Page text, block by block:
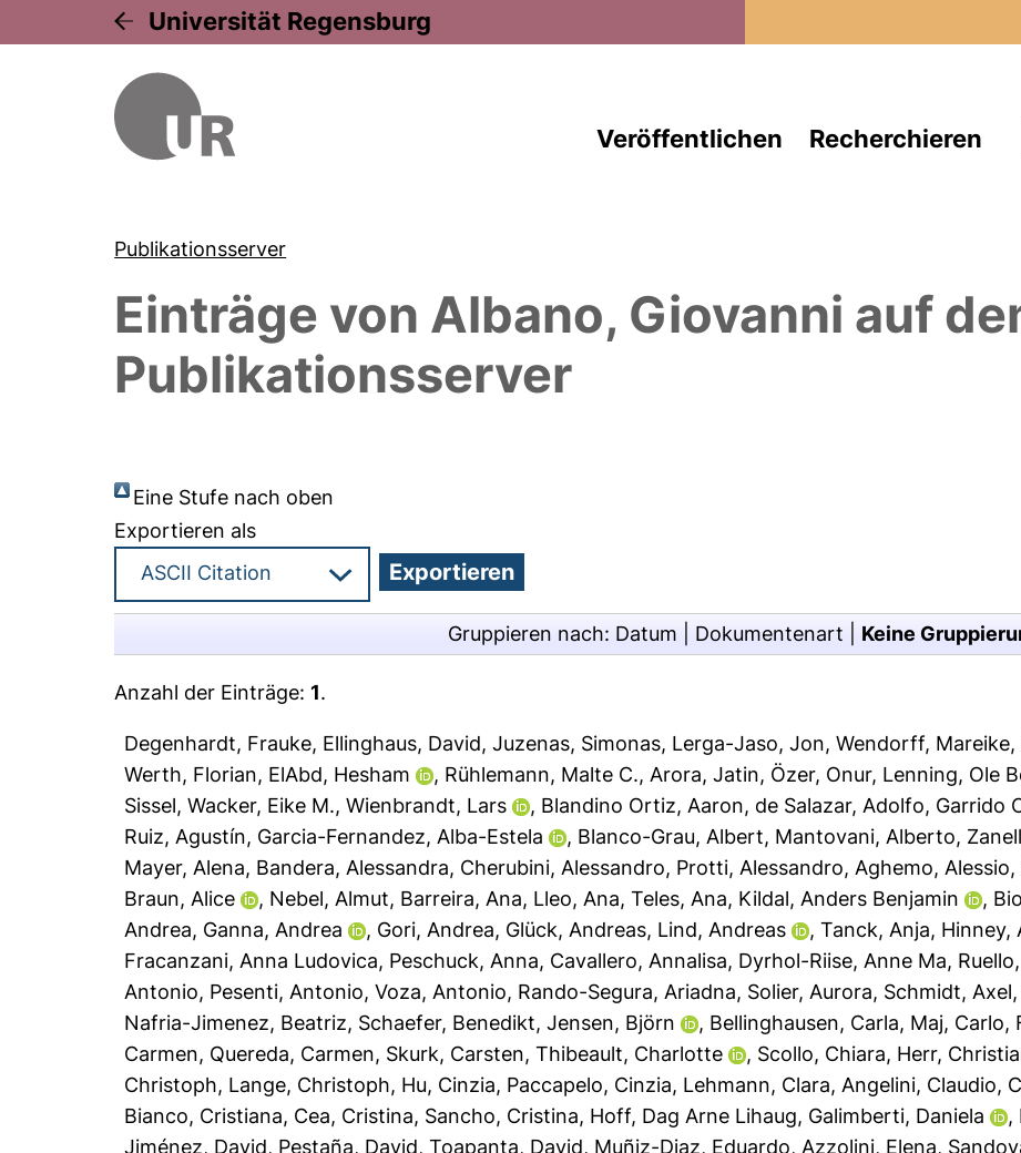
Universität Regensburg
Veröffentlichen Recherchieren
Publikationsserver
Einträge von Albano, Giovanni auf
Publikationsserver
Eine Stufe nach oben
Exportieren als
Gruppieren nach: Datum Dokumentenart Keine
Anzahl der Einträge:1.
Degenhardt, Frauke, Ellinghaus, David,Juzenas, Simonas, Lerga-Jaso, Jon,Wendorff, Mareike,
Werth, Florian, ElAbd, Hesham , Rühlemann, Malte C., Arora, Jatin, Özer, Onur, Lenning, Ole
Sissel,Wacker, Eike M.,Wienbrandt, Lars , Blandino Ortiz, Aaron, de Salazar, Adolfo, Garrido
Ruiz, Agustín, Garcia-Fernandez, Alba-Estela , Blanco-Grau, Albert, Mantovani, Alberto,
Mayer, Alena, Bandera, Alessandra, Cherubini, Alessandro, Protti, Alessandro, Aghemo, Alessio,
Braun, Alice
, Nebel, Almut, Barreira, Ana, Lleo, Ana,Teles, Ana, Kildal, Anders Benjamin ,
Andrea, Ganna, Andrea , Gori, Andrea, Glück, Andreas, Lind, Andreas ,Tanck, Anja, Hinney,
Fracanzani, Anna Ludovica, Peschuck, Anna, Cavallero, Annalisa, Dyrhol-Riise, Anne Ma,
Antonio, Pesenti, Antonio,Voza, Antonio, Rando-Segura, Ariadna, Solier, Aurora, Schmidt, Axel,
Nafria-Jimenez, Beatriz, Schaefer, Benedikt,Jensen, Björn , Bellinghausen, Carla, Maj, Carlo,
Carmen, Quereda, Carmen, Skurk, Carsten,Thibeault, Charlotte , Scollo, Chiara, Herr,
Christoph, Lange, Christoph, Hu, Cinzia, Paccapelo, Cinzia, Lehmann, Clara, Angelini, Claudio,
Bianco, Cristiana, Cea, Cristina, Sancho, Cristina, Hoff, Dag Arne Lihaug, Galimberti, Daniela ,
Jiménez, David, Pestaña, David,Toapanta, David, Muñiz-Diaz, Eduardo, Azzolini, Elena,